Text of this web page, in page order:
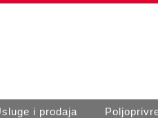
i prodaja